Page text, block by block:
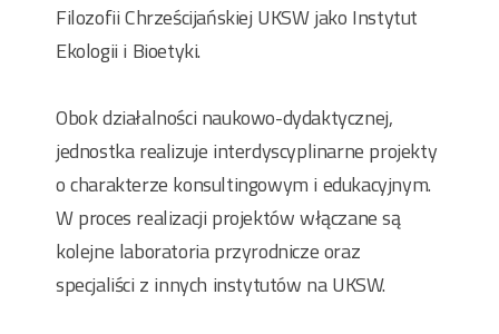
Filozofii Chrześcijańskiej UKSW jako Instytut
Ekologii i Bioetyki.
Obok działalności naukowo-dydaktycznej,
jednostka realizuje interdyscyplinarne projekty
o charakterze konsultingowym i edukacyjnym.
W proces realizacji projektów włączane są
kolejne laboratoria przyrodnicze oraz
specjaliści z innych instytutów na UKSW.